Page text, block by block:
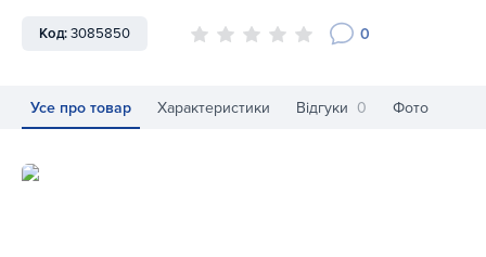
Код:3085850 0
Усе про товар Характеристики Відгуки 0 Фото
Приставка Тросова тяга для рамки Eleiko Prestera 90 кг